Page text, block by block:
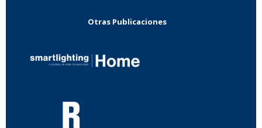
Otras Publicaciones